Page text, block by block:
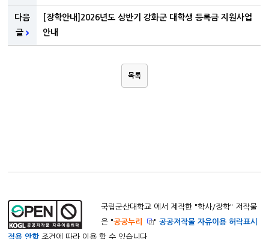
다음
글
[장학안내]2026년도 상반기 강화군 대학생 등록금 지원사업
안내
목록
국립군산대학교 에서 제작한 "학사/장학" 저작물
은 "공공누리 "공공저작물 자유이용 허락표시
적용 안함조건에 따라 이용 할 수 있습니다.